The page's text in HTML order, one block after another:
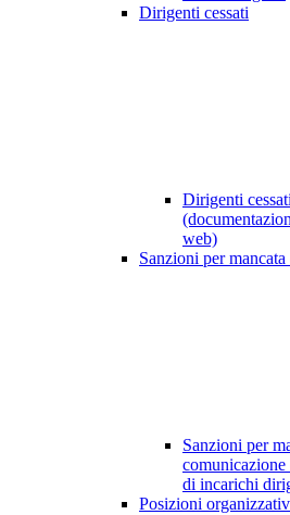
Dirigenti cessati
Dirigenti
web)
Sanzioni per
Sanzioni per
di incarichi
Posizioni